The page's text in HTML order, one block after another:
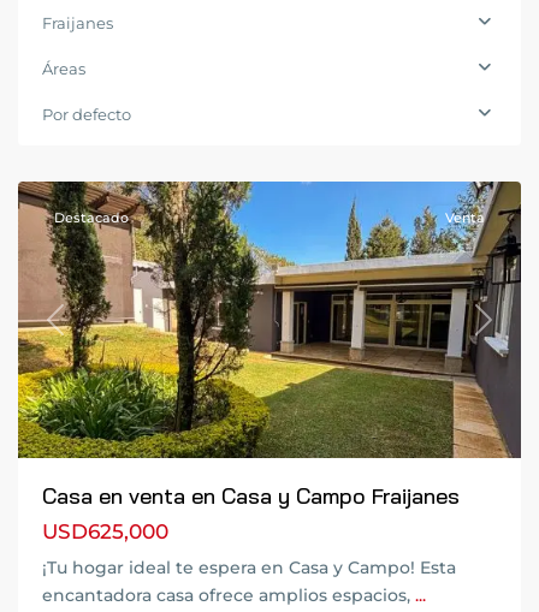
Fraijanes
Áreas
Por defecto
a
Previous Next
Destacado Venta
Casa en venta en Casa y Campo Fraijanes
USD625,000
¡Tu hogar ideal te espera en Casa y Campo! Esta
encantadora casa ofrece amplios espacios, ...
Carretera
a